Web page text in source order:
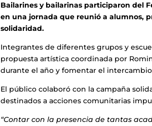
Bailarines y bailarinas participaron del
en una jornada que reunió a alumnos,
solidaridad.
Integrantes de diferentes grupos y
propuesta artística coordinada por
durante el año y fomentar el
El público colaboró con la campaña
destinados a acciones comunitarias
“Contar con la presencia de tantas